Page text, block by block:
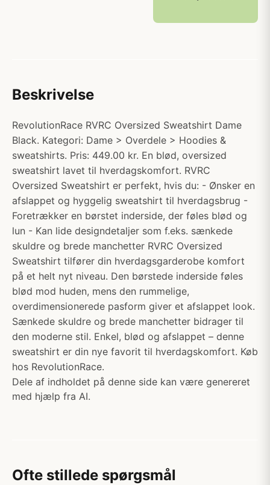
Beskrivelse
RevolutionRace RVRC Oversized Sweatshirt Dame
Black. Kategori: Dame > Overdele > Hoodies &
sweatshirts. Pris: 449.00 kr. En blød, oversized
sweatshirt lavet til hverdagskomfort. RVRC
Oversized Sweatshirt er perfekt, hvis du: - Ønsker en
afslappet og hyggelig sweatshirt til hverdagsbrug -
Foretrækker en børstet inderside, der føles blød og
lun - Kan lide designdetaljer som f.eks. sænkede
skuldre og brede manchetter RVRC Oversized
Sweatshirt tilfører din hverdagsgarderobe komfort
på et helt nyt niveau. Den børstede inderside føles
blød mod huden, mens den rummelige,
overdimensionerede pasform giver et afslappet look.
Sænkede skuldre og brede manchetter bidrager til
den moderne stil. Enkel, blød og afslappet – denne
sweatshirt er din nye favorit til hverdagskomfort. Køb
hos RevolutionRace.
Dele af indholdet på denne side kan være genereret
med hjælp fra AI.
Ofte stillede spørgsmål